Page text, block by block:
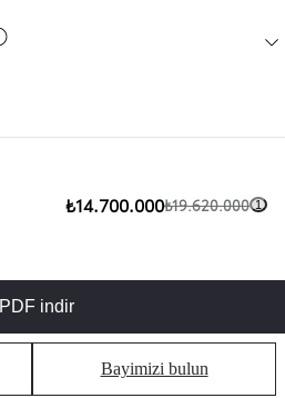
₺14.700.000₺19.620.000 1
PDF indir
Bayimizi bulun